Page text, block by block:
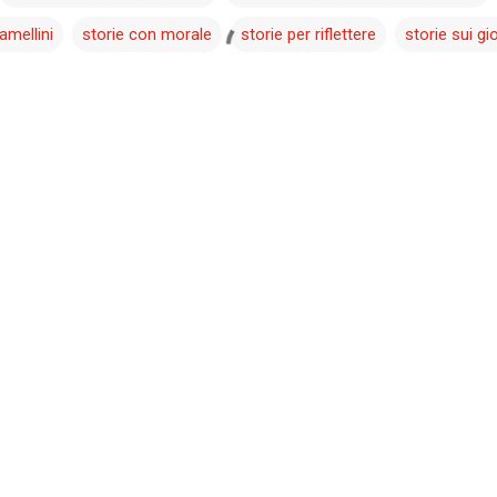
storie con morale storie per riflettere storie sui